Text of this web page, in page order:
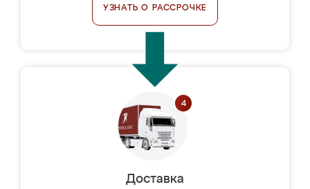
УЗНАТЬ О РАССРОЧКЕ
Доставка